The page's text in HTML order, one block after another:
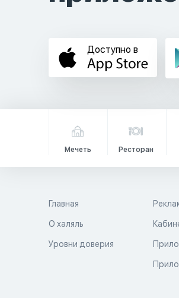
Доступно в
Мечеть Ресторан
Главная
О халяль
Уровни доверия